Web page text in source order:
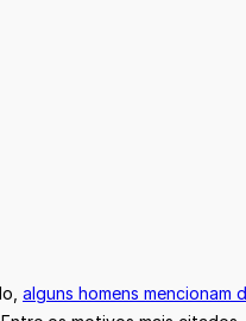
alguns homens mencionam